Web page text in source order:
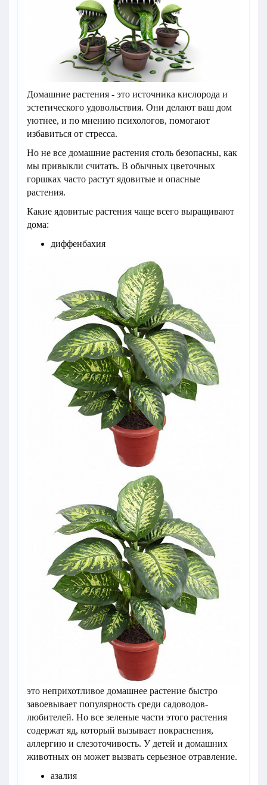
Домашние растения - это источника кислорода и
эстетического удовольствия. Они делают ваш дом
уютнее, и по мнению психологов, помогают
избавиться от стресса.
Но не все домашние растения столь безопасны, как
мы привыкли считать. В обычных цветочных
горшках часто растут ядовитые и опасные
растения.
Какие ядовитые растения чаще всего выращивают
дома:
диффенбахия
это неприхотливое домашнее растение быстро
завоевывает популярность среди садоводов-
любителей. Но все зеленые части этого растения
содержат яд, который вызывает покраснения,
аллергию и слезоточивость. У детей и домашних
животных он может вызвать серьезное отравление.
азалия